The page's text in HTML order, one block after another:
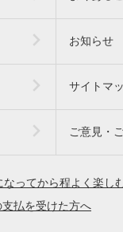
お知らせ
サイトマ
ご意見・
ってから程よく楽し
払を受けた方へ